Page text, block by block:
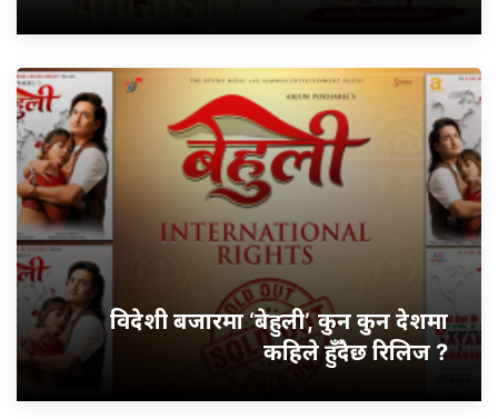
विदेशी बजारमा ‘बेहुली’, कुन कुन देशमा
कहिले हुँदैछ रिलिज ?